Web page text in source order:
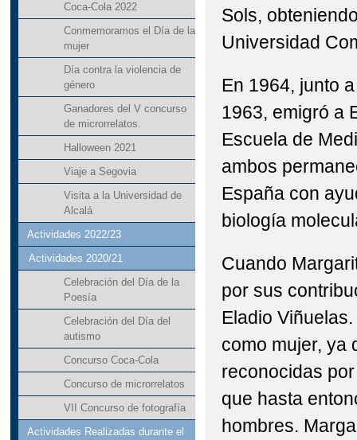
Coca-Cola 2022
Conmemoramos el Día de la
mujer
Día contra la violencia de
género
Ganadores del V concurso
de microrrelatos.
Halloween 2021
Viaje a Segovia
Visita a la Universidad de
Alcalá
Actividades 2022/23
Actividades 2020/21
Celebración del Día de la
Poesía
Celebración del Día del
autismo
Concurso Coca-Cola
Concurso de microrrelatos
VII Concurso de fotografía
Actividades Realizadas durante el
Sols,
Universidad
En 1964, junto
1963, emigró a
Escuela de
ambos
España con
biología
Cuando
por sus
Eladio
como mujer, ya
reconocidas
que hasta
hombres.